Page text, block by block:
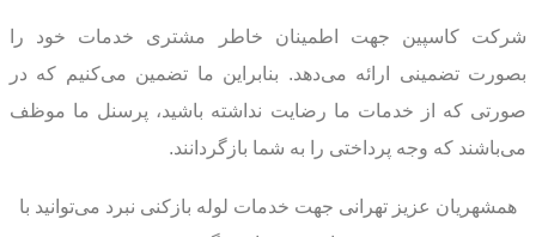
شرکت کاسپین جهت اطمینان خاطر مشتری خدمات خود را
بصورت تضمینی ارائه می‌دهد. بنابراین ما تضمین می‌کنیم که در
صورتی که از خدمات ما رضایت نداشته باشید، پرسنل ما موظف
می‌باشند که وجه پرداختی را به شما بازگردانند.
همشهریان عزیز تهرانی جهت خدمات لوله بازکنی نبرد می‌توانید با